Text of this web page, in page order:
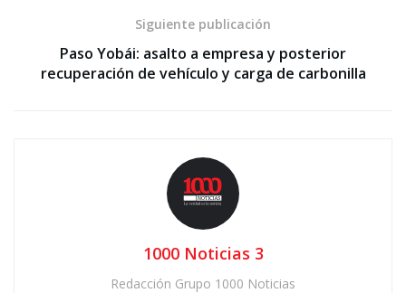
Siguiente publicación
Paso Yobái: asalto a empresa y posterior
recuperación de vehículo y carga de carbonilla
1000 Noticias 3
Redacción Grupo 1000 Noticias